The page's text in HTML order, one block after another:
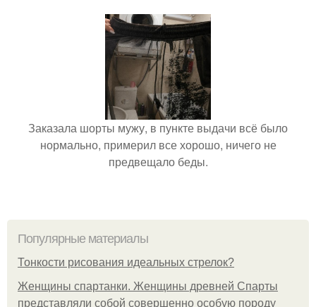
Заказала шорты мужу, в пункте выдачи всё было
нормально, примерил все хорошо, ничего не
предвещало беды.
Популярные материалы
Тонкости рисования идеальных стрелок?
Женщины спартанки. Женщины древней Спарты
представляли собой совершенно особую породу